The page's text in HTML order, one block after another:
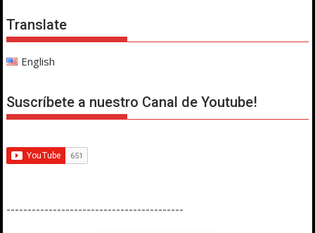
Translate
English
Suscríbete a nuestro Canal de Youtube!
------------------------------------------